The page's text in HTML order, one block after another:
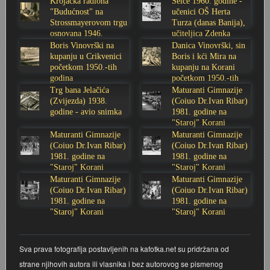
Stoljetna poplava 1939.
Tvornica potkivačkih čavala Mustad-Karlovac
Boksački klub Velebit
Bijelo dugme
Banija - poplava 4. 12. 1966.
Autobusna stanica na Korzu
Auto cross
AMD Zanatlija
Adamo klub
Lovni i ribolovni turizam
Mala scena 1987. - Le Cinema
Mala scena Hrvatskog doma
Marina Perazić, Davor Tolja (Denis&Denis) i Edi
Maturanti Gimnazije 1988. godine
Motocross
NULA
Nepokoreni grad - Trojanski konj (epizoda)
PUNK
Zavjet Petra Grgeca - 1998.
Škola plivanja Patkica
Mimohod 23. kolovoza 1995.
Ekonomska škola - ratne godine
Dubravko Halovanić - Ratne godine
Crkva Sv. Doroteje - 1991.
Frizerski salon Gerber (Kopf) - utemeljen 1924.
Gimnazijska i Ekonomska zbornica - Igor Mihelić
INKASATOR
Karlovački fotograf Josip Žunić
Obitelj Klemenčić
Krešimir Botković - RAZGLEDNICE
Krešimir Perušić - Nogomet
Mery Berti - karlovačka Žuži
"Budućnost" na
Strossmayerovom trgu
osnovana 1946.
godine
učenici OŠ Herta
Turza (danas Banija),
učiteljica Zdenka
Sabolić
Boris Vinovrški na
kupanju u Crikvenici
početkom 1950.-tih
godina
Danica Vinovrški, sin
Boris i kći Mira na
kupanju na Korani
početkom 1950.-tih
godina
Trg bana Jelačića
(Zvijezda) 1938.
godine - avio snimka
Maturanti Gimnazije
(Coiuo Dr.Ivan Ribar)
1981. godine na
"Staroj" Korani
Maturanti Gimnazije
(Coiuo Dr.Ivan Ribar)
1981. godine na
"Staroj" Korani
Maturanti Gimnazije
(Coiuo Dr.Ivan Ribar)
1981. godine na
"Staroj" Korani
Maturanti Gimnazije
(Coiuo Dr.Ivan Ribar)
1981. godine na
"Staroj" Korani
Maturanti Gimnazije
(Coiuo Dr.Ivan Ribar)
1981. godine na
"Staroj" Korani
Sva prava fotografija postavljenih na kafotka.net su pridržana od
strane njihovih autora ili vlasnika i bez autorovog se pismenog